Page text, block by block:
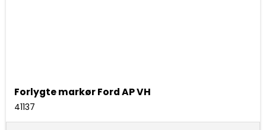
Forlygte markør Ford AP VH
41137